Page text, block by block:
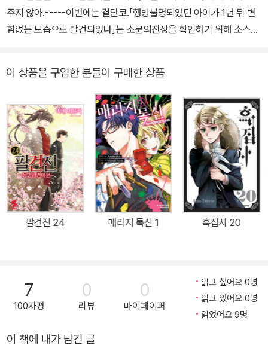
주지 않아.-----이번에는 결단코.「행방불명되었던 아이가 1년 뒤 변
함없는 모습으로 발견되었다」는 소문의진상을 확인하기 위해 소스케
다.하지만, 마침내 「구슬」을 지닌 여덟 명째가 발견되었다고 생각한
것도 잠시,시노부는 「내 아이를 찾으러 왔다」고 하는 텐구에게 끌려간
다.한편, 소스케 앞에 나타난 아오는 「공주는 곧 눈을 뜬다」고 말하는
데…?!진실과 수수께끼가 교차하는 운명적 낭만담◆제10권!!
이 상품을 구입한 분들이 구매한 상품
팔견전 24 매리지 톡신 1 흑집사 20
7
100자평
0
리뷰
0
마이페이퍼
읽고 싶어요 0명
읽고 있어요 0명
읽었어요 9명
이 책에 내가 남긴 글